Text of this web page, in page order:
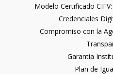
Modelo Certificado
Credenciales
Compromiso con la
Garantía
Plan de